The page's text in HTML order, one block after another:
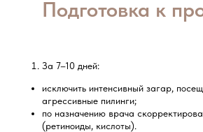
Подготовка к
За 7–10 дней:
исключить интенсивный загар,
агрессивные пилинги;
по назначению врача
(ретиноиды, кислоты).